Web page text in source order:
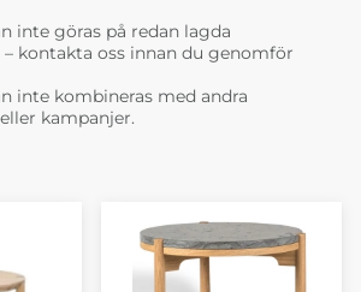
inte göras på redan lagda
kontakta oss innan du genomför
inte kombineras med andra
kampanjer.